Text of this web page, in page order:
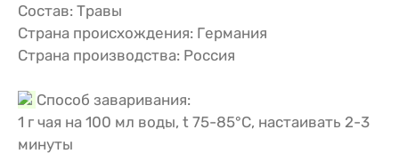
Состав: Травы
Страна происхождения: Германия
Страна производства: Россия
Способ заваривания:
1 г чая на 100 мл воды, t 75-85°С, настаивать 2-3
минуты